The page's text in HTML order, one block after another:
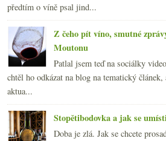
předtím o víně psal jind...
Z čeho pít víno, smutné
Moutonu
Patlal jsem teď na sociálky
chtěl ho odkázat na blog na tematický
aktua...
Stopětibodovka a jak se
Doba je zlá. Jak se chcete